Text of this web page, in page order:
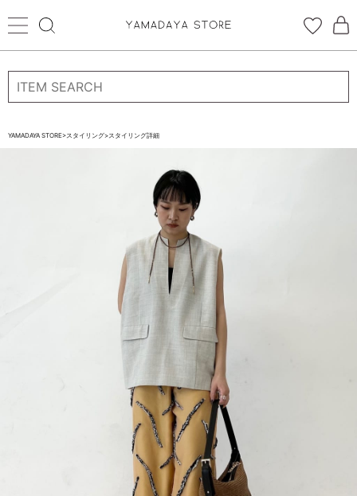
ログイン 新規会員登録
STORE BRAND・LABELから探す
YAMADAYA STORE>スタイリング>スタイリング詳細
ログイン